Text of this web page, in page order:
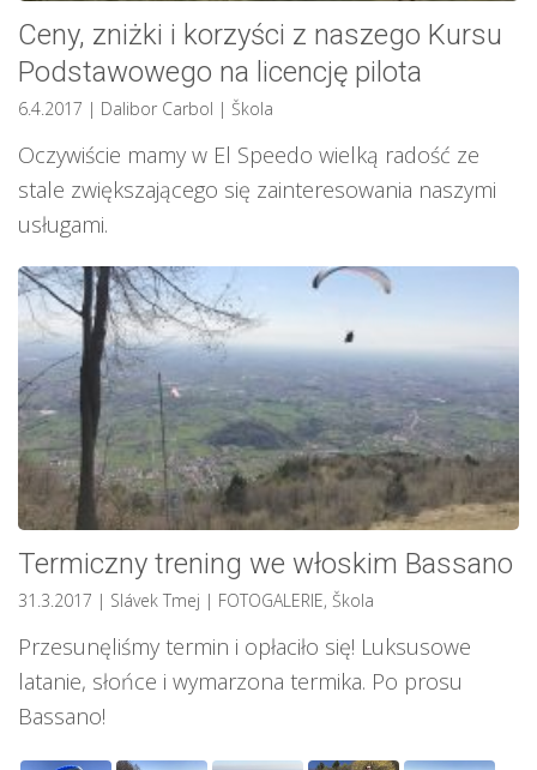
Ceny, zniżki i korzyści z naszego Kursu
Podstawowego na licencję pilota
6.4.2017 | Dalibor Carbol | Škola
Oczywiście mamy w El Speedo wielką radość ze
stale zwiększającego się zainteresowania naszymi
usługami.
Termiczny trening we włoskim Bassano
31.3.2017 | Slávek Tmej | FOTOGALERIE, Škola
Przesunęliśmy termin i opłaciło się! Luksusowe
latanie, słońce i wymarzona termika. Po prosu
Bassano!